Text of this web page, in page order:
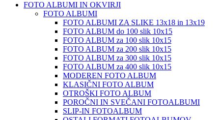
FOTO ALBUMI IN OKVIRJI
FOTO ALBUMI
FOTO ALBUMI ZA SLIKE 13x18 in 13x19
FOTO ALBUM do 100 slik 10x15
FOTO ALBUM za 100 slik 10x15
FOTO ALBUM za 200 slik 10x15
FOTO ALBUM za 300 slik 10x15
FOTO ALBUM za 400 slik 10x15
MODEREN FOTO ALBUM
KLASIČNI FOTO ALBUM
OTROŠKI FOTO ALBUM
POROČNI IN SVEČANI FOTOALBUMI
SLIP-IN FOTOALBUM